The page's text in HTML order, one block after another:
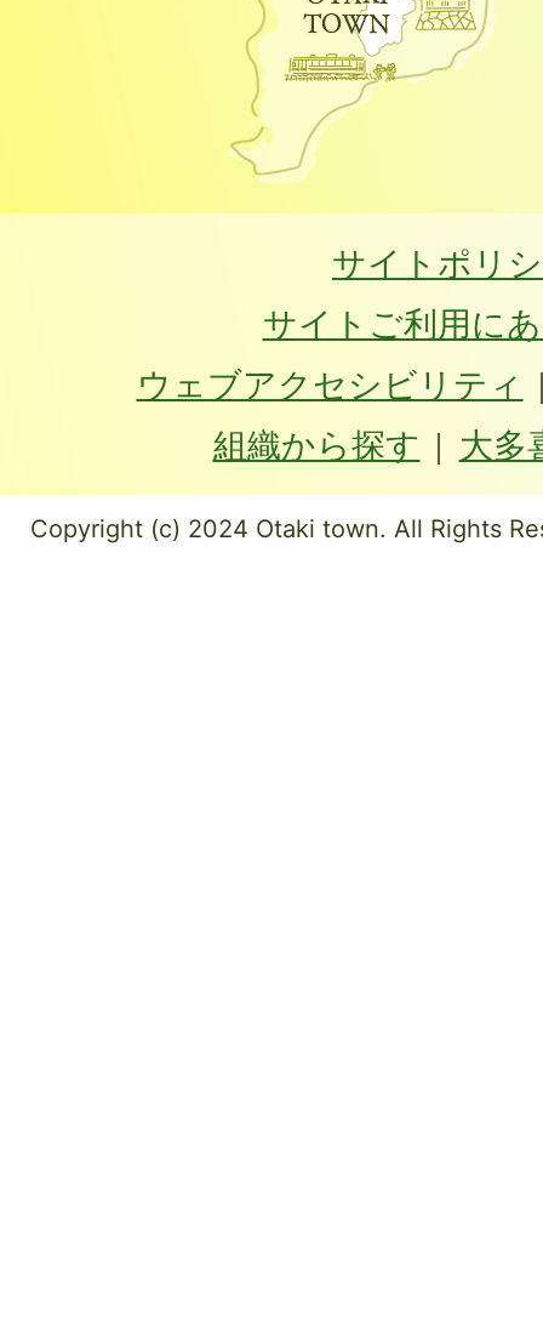
サイトポリ
サイトご利用に
ウェブアクセシビリティ
組織から探す
大多
Copyright (c) 2024 Otaki town. All Rights